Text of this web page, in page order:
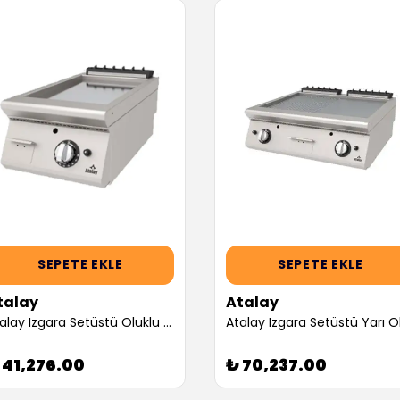
SEPETE EKLE
Atalay Izgara Setüstü Oluklu 400x730x300 Mm Lpg/ng (Servis Garantili)
SEPETE EKLE
Atalay
₺ 70,237.00